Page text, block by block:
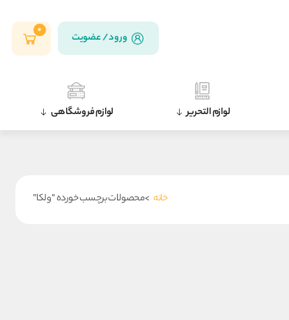
ورود / عضویت
0
لوازم التحریر لوازم فروشگاهی
خانه >محصولات برچسب خورده “ولکا”